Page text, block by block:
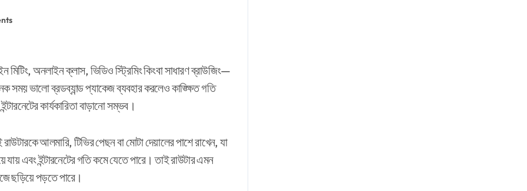
ভালো ব্রডব্যান্ড প্যাকেজ ব্যবহার করলেও কাঙ্ক্ষিত গতি
কার্যকারিতা বাড়ানো সম্ভব।
আলমারি, টিভির পেছন বা মোটা দেয়ালের পাশে রাখেন, যা
এবং ইন্টারনেটের গতি কমে যেতে পারে। তাই রাউটার এমন
ছড়িয়ে পড়তে পারে।